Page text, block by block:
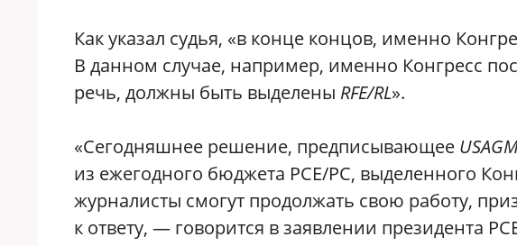
Как указал судья, «в конце концов, именно
В данном случае, например, именно Конгресс
речь, должны быть выделены RFE/RL».
«Сегодняшнее решение, предписывающее
из ежегодного бюджета РСЕ/РС, выделенного
журналисты смогут продолжать свою работу,
к ответу, — говорится в заявлении президента